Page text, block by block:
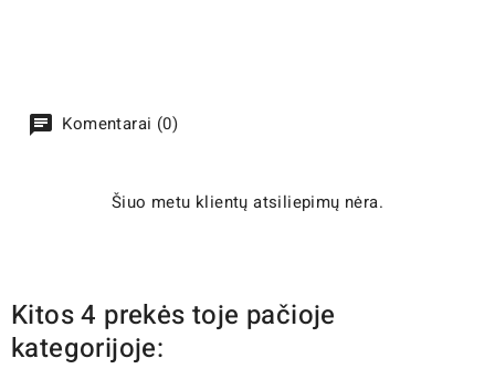
Komentarai (0)
Šiuo metu klientų atsiliepimų nėra.
Kitos 4 prekės toje pačioje
kategorijoje: